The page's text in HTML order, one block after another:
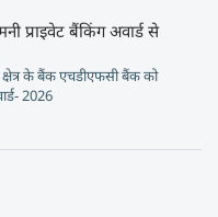
प्राइवेट बैंकिंग अवार्ड से
के बैंक एचडीएफसी बैंक को
2026